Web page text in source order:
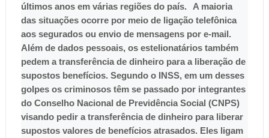
últimos anos em várias regiões do país.
A maioria
das situações ocorre por meio de ligação telefônica
aos segurados ou envio de mensagens por e-mail.
Além de dados pessoais, os estelionatários também
pedem a transferência de dinheiro para a liberação de
supostos benefícios. Segundo o INSS, em um desses
golpes os criminosos têm se passado por integrantes
do Conselho Nacional de Previdência Social (CNPS)
visando pedir a transferência de dinheiro para liberar
supostos valores de benefícios atrasados. Eles ligam